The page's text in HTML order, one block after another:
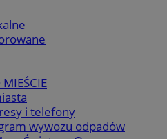
i telefony
wywozu odpadów